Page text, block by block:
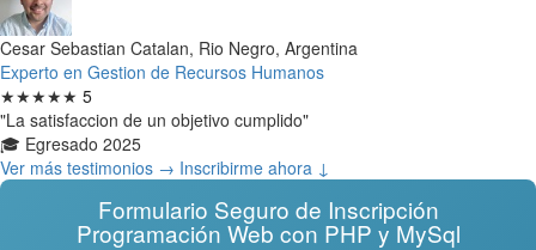
Cesar Sebastian Catalan, Rio Negro, Argentina
Experto en Gestion de Recursos Humanos
★★★★★ 5
"La satisfaccion de un objetivo cumplido"
🎓 Egresado 2025
Ver más testimonios → Inscribirme ahora ↓
Formulario Seguro de Inscripción
Programación Web con PHP y MySql